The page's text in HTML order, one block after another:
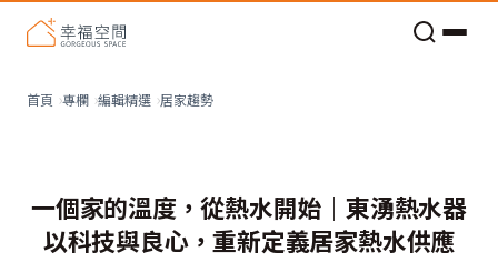
首頁 專欄 編輯精選 居家趨勢
一個家的溫度，從熱水開始│東湧熱水器
以科技與良心，重新定義居家熱水供應